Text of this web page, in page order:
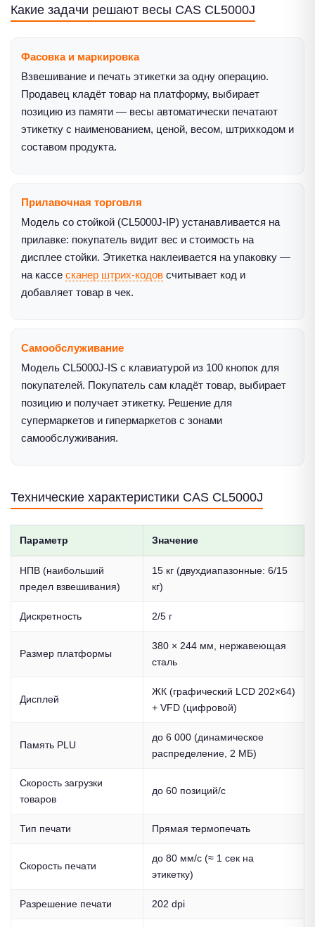
Какие задачи решают весы CAS CL5000J
Фасовка и маркировка
Взвешивание и печать этикетки за одну операцию.
Продавец кладёт товар на платформу, выбирает
позицию из памяти — весы автоматически печатают
этикетку с наименованием, ценой, весом, штрихкодом и
составом продукта.
Прилавочная торговля
Модель со стойкой (CL5000J-IP) устанавливается на
прилавке: покупатель видит вес и стоимость на
дисплее стойки. Этикетка наклеивается на упаковку —
на кассе сканер штрих-кодов считывает код и
добавляет товар в чек.
Самообслуживание
Модель CL5000J-IS с клавиатурой из 100 кнопок для
покупателей. Покупатель сам кладёт товар, выбирает
позицию и получает этикетку. Решение для
супермаркетов и гипермаркетов с зонами
самообслуживания.
Технические характеристики CAS CL5000J
Параметр Значение
НПВ (наибольший
предел взвешивания)
15 кг (двухдиапазонные: 6/15
кг)
Дискретность 2/5 г
Размер платформы
380 × 244 мм, нержавеющая
сталь
Дисплей
ЖК (графический LCD 202×64)
+ VFD (цифровой)
Память PLU
до 6 000 (динамическое
распределение, 2 МБ)
Скорость загрузки
товаров
до 60 позиций/с
Тип печати Прямая термопечать
Скорость печати
до 80 мм/с (≈ 1 сек на
этикетку)
Разрешение печати 202 dpi